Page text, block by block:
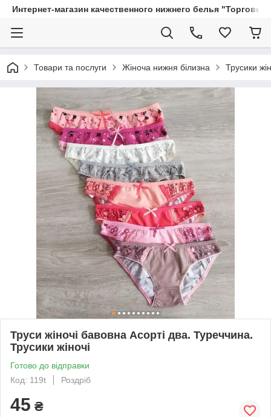
Интернет-магазин качественного нижнего белья
Товари та послуги Жіноча нижня білизна Трусики
Труси жіночі бавовна Асорті два. Туреччина.
Трусики жіночі
Готово до відправки
Код: 119t
Роздріб
45 ₴